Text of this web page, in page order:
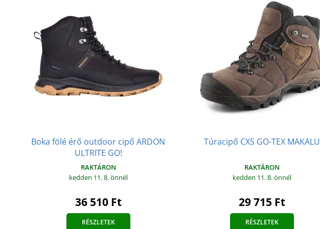
Boka fölé érő outdoor cipő ARDON
ULTRITE GO!
RAKTÁRON
kedden 11. 8.önnél
36 510 Ft
RÉSZLETEK
Túracipő CXS GO-TEX MAKALU
RAKTÁRON
kedden 11. 8.önnél
29 715 Ft
RÉSZLETEK